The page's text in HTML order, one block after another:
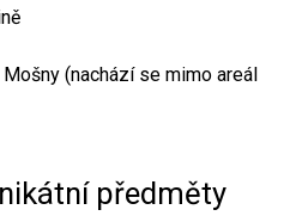
(nachází se mimo areál
předměty